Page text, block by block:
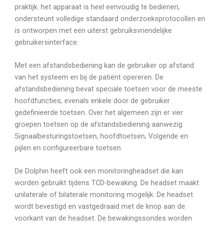
praktijk: het apparaat is heel eenvoudig te bedienen,
ondersteunt volledige standaard onderzoeksprotocollen en
is ontworpen met een uiterst gebruiksvriendelijke
gebruikersinterface.
Met een afstandsbediening kan de gebruiker op afstand
van het systeem en bij de patiënt opereren. De
afstandsbediening bevat speciale toetsen voor de meeste
hoofdfuncties, evenals enkele door de gebruiker
gedefinieerde toetsen. Over het algemeen zijn er vier
groepen toetsen op de afstandsbediening aanwezig:
Signaalbesturingstoetsen, hoofdtoetsen, Volgende en
pijlen en configureerbare toetsen.
De Dolphin heeft ook een monitoringheadset die kan
worden gebruikt tijdens TCD-bewaking. De headset maakt
unilaterale of bilaterale monitoring mogelijk. De headset
wordt bevestigd en vastgedraaid met de knop aan de
voorkant van de headset. De bewakingssondes worden